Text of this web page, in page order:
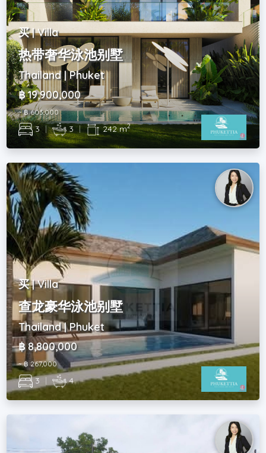
买 | Villa
热带奢华泳池别墅
Thailand | Phuket
฿ 19,900,000
~ ฿ 603,000
3 | 3 | 242 m2
买 | Villa
查龙豪华泳池别墅
Thailand | Phuket
฿ 8,800,000
~ ฿ 267,000
3 | 4